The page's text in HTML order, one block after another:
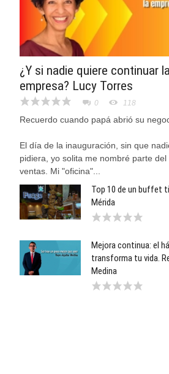
¿Y si nadie quiere continuar la
empresa? Lucy Torres
0 118
Recuerdo cuando papá abrió su
El día de la inauguración, sin que
pidiera, yo solita me nombré parte del
ventas. Mi "oficina"...
Top 10 de un buffet
Mérida
Mejora continua: el
transforma tu vida.
Medina